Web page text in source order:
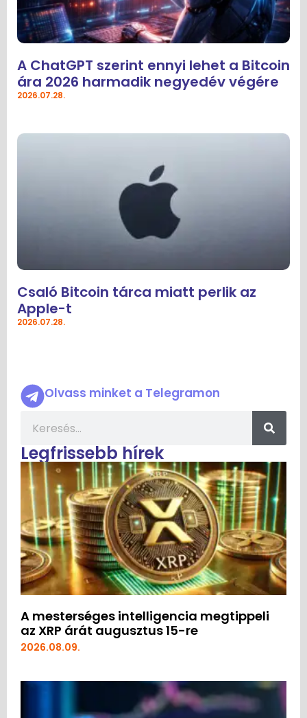
A ChatGPT szerint ennyi lehet a Bitcoin
ára 2026 harmadik negyedév végére
2026.07.28.
Csaló Bitcoin tárca miatt perlik az
Apple-t
2026.07.28.
Olvass minket a Telegramon
Legfrissebb hírek
A mesterséges intelligencia megtippeli
az XRP árát augusztus 15-re
2026.08.09.